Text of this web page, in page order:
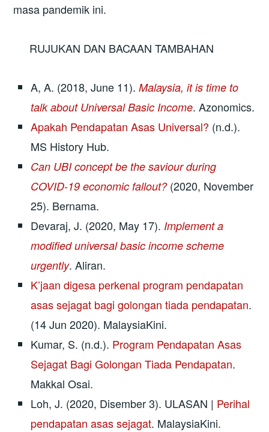
masa pandemik ini.
RUJUKAN DAN BACAAN TAMBAHAN
A, A. (2018, June 11).Malaysia, it is time to
talk about Universal Basic Income. Azonomics.
Apakah Pendapatan Asas Universal? (n.d.).
MS History Hub.
Can UBI concept be the saviour during
COVID-19 economic fallout?(2020, November
25). Bernama.
Devaraj, J. (2020, May 17). Implement a
modified universal basic income scheme
urgently. Aliran.
K’jaan digesa perkenal program pendapatan
asas sejagat bagi golongan tiada pendapatan.
(14 Jun 2020). MalaysiaKini.
Kumar, S. (n.d.). Program Pendapatan Asas
Sejagat Bagi Golongan Tiada Pendapatan.
Makkal Osai.
Loh, J. (2020, Disember 3). ULASAN | Perihal
pendapatan asas sejagat. MalaysiaKini.